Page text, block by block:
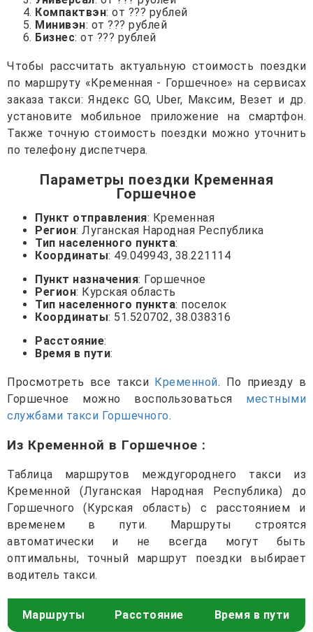
Компактвэн: от ??? рублей
Минивэн: от ??? рублей
Бизнес: от ??? рублей
Чтобы рассчитать актуальную стоимость поездки
по маршруту «Кременная - Горшечное» на сервисах
заказа такси: Яндекс GO, Uber, Максим, Везет и др.
установите мобильное приложение на смартфон.
Также точную стоимость поездки можно уточнить
по телефону диспетчера.
Параметры поездки Кременная
Горшечное
Пункт отправления: Кременная
Регион: Луганская Народная Республика
Тип населенного пункта:
Координаты: 49.049943, 38.221114
Пункт назначения: Горшечное
Регион: Курская область
Тип населенного пункта: поселок
Координаты: 51.520702, 38.038316
Расстояние:
Время в пути:
Просмотреть все такси Кременной. По приезду в
Горшечное можно воспользоваться местными
службами такси Горшечного.
Из Кременной в Горшечное :
Таблица маршрутов междугороднего такси из
Кременной (Луганская Народная Республика) до
Горшечного (Курская область) с расстоянием и
временем в пути. Маршруты строятся
автоматически и не всегда могут быть
оптимальны, точный маршрут поездки выбирает
водитель такси.
Маршруты Расстояние Время в пути